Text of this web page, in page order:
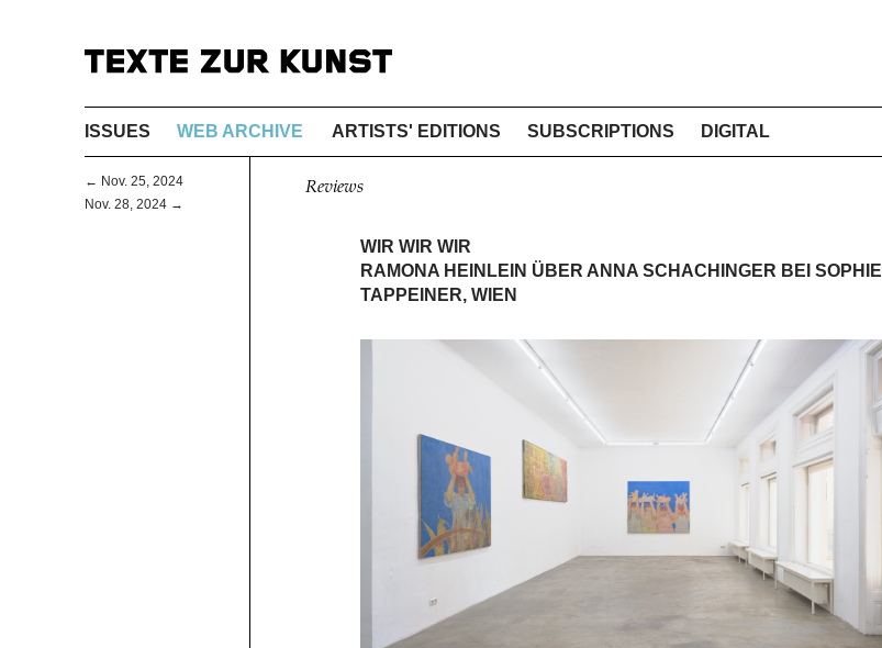
ISSUES WEB ARCHIVE ARTISTS' EDITIONS SUBSCRIPTIONS DIGITAL
← Nov. 25, 2024
Nov. 28, 2024 →
Reviews
WIR WIR WIR
RAMONA HEINLEIN ÜBER ANNA SCHACHINGER BEI SOPHIE
TAPPEINER, WIEN